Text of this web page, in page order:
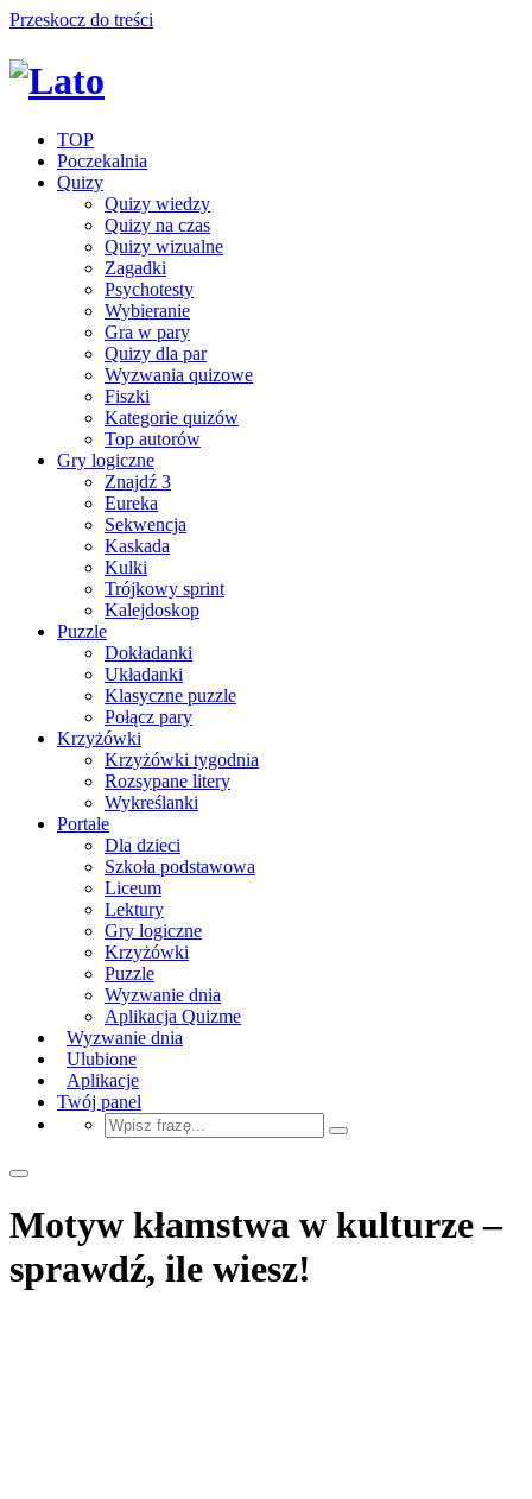
Przeskocz do treści
TOP
Poczekalnia
Quizy
Quizy wiedzy
Quizy na czas
Quizy wizualne
Zagadki
Psychotesty
Wybieranie
Gra w pary
Quizy dla par
Wyzwania quizowe
Fiszki
Kategorie quizów
Top autorów
Gry logiczne
Znajdź 3
Eureka
Sekwencja
Kaskada
Kulki
Trójkowy sprint
Kalejdoskop
Puzzle
Dokładanki
Układanki
Klasyczne puzzle
Połącz pary
Krzyżówki
Krzyżówki tygodnia
Rozsypane litery
Wykreślanki
Portale
Dla dzieci
Szkoła podstawowa
Liceum
Lektury
Gry logiczne
Krzyżówki
Puzzle
Wyzwanie dnia
Aplikacja Quizme
Wyzwanie dnia
Ulubione
Aplikacje
Twój panel
Motyw kłamstwa w kulturze –
sprawdź, ile wiesz!